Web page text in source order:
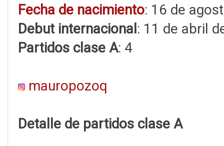
Fecha de nacimiento: 16 de
Debut internacional : 11 de abril
Partidos clase A: 4
mauropozoq
Detalle de partidos clase A